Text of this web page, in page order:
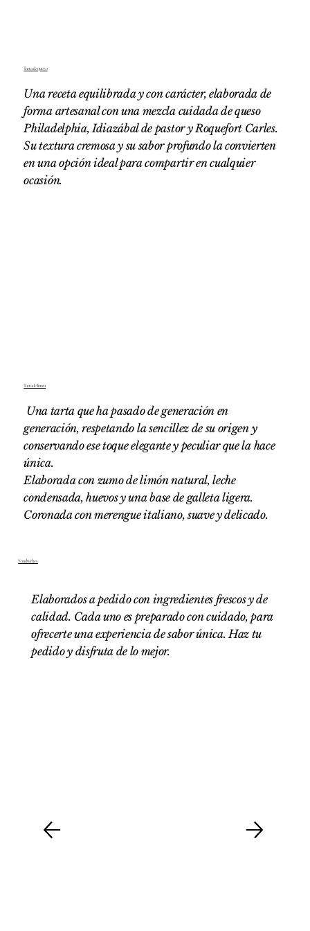
Una receta equilibrada y con carácter, elaborada de
forma artesanal con una mezcla cuidada de queso
Philadelphia, Idiazábal de pastor y Roquefort Carles.
Su textura cremosa y su sabor profundo la convierten
en una opción ideal para compartir en cualquier
ocasión.
Tarta de queso
Una tarta que ha pasado de generación en
generación, respetando la sencillez de su origen y
conservando ese toque elegante y peculiar que la hace
única.
Elaborada con zumo de limón natural, leche
condensada, huevos y una base de galleta ligera.
Coronada con merengue italiano, suave y delicado.
Tarta de limón
Sándwiches
Elaborados a pedido con ingredientes frescos y de
calidad. Cada uno es preparado con cuidado, para
ofrecerte una experiencia de sabor única. Haz tu
pedido y disfruta de lo mejor.